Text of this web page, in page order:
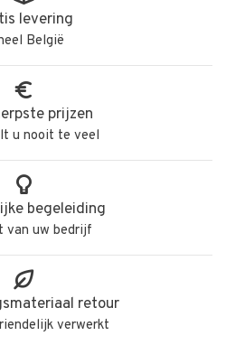
levering
België
prijzen
u nooit te veel
begeleiding
van uw bedrijf
retour
verwerkt